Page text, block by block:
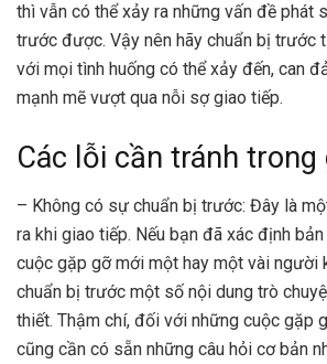
thì vẫn có thể xảy ra những vấn đề phát
trước được. Vậy nên hãy chuẩn bị trước
với mọi tình huống có thể xảy đến, can
mạnh mẽ vượt qua nỗi sợ giao tiếp.
Các lỗi cần tránh trong
– Không có sự chuẩn bị trước: Đây là
ra khi giao tiếp. Nếu bạn đã xác định
cuộc gặp gỡ mới một hay một vài người
chuẩn bị trước một số nội dung trò
thiết. Thậm chí, đối với những cuộc gặp
cũng cần có sẵn những câu hỏi cơ bản